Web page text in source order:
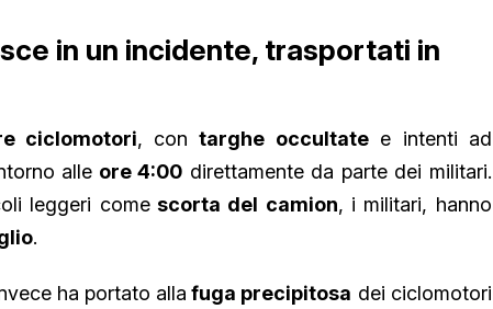
in un incidente, trasportati in
ciclomotori, contarghe occultate e intenti ad
alle ore 4:00 direttamente da parte dei militari.
leggeri comescorta del camion, i militari, hanno
.
ha portato alla fuga precipitosa dei ciclomotori